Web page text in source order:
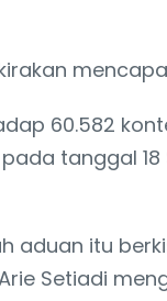
60.582
tanggal
aduan itu
Setiadi